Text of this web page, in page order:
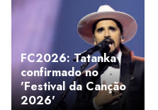
FC2026: Tatanka
confirmado no
'Festival da Canção
2026'